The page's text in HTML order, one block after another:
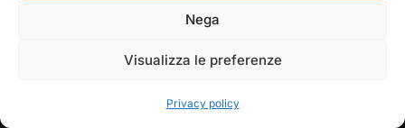
Nega
Visualizza le preferenze
Privacy policy
Rights Reserved